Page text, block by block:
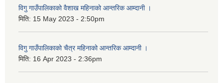
विगु गाउँपालिकाको वैशाख महिनाको आन्तरिक आम्दानी ।
मिति: 15 May 2023 - 2:50pm
विगु गाउँपालिकाको चैत्र महिनाको आन्तरिक आम्दानी ।
मिति: 16 Apr 2023 - 2:36pm